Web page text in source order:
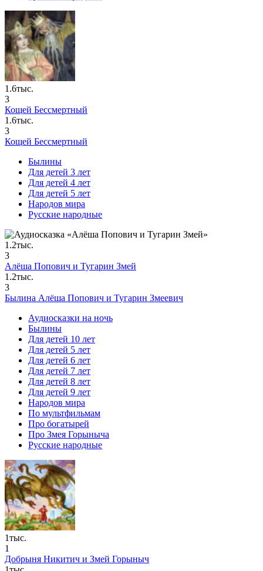
1.6тыс.
3
Кощей Бессмертный
1.6тыс.
3
Кощей Бессмертный
Былины
Для детей 3 лет
Для детей 4 лет
Для детей 5 лет
Народов мира
Русские народные
1.2тыс.
3
Алёша Попович и Тугарин Змей
1.2тыс.
3
Былина Алёша Попович и Тугарин Змеевич
Аудиосказки на ночь
Былины
Для детей 10 лет
Для детей 5 лет
Для детей 6 лет
Для детей 7 лет
Для детей 8 лет
Для детей 9 лет
Народов мира
По мультфильмам
Про богатырей
Про Змея Горыныча
Русские народные
1тыс.
1
Добрыня Никитич и Змей Горыныч